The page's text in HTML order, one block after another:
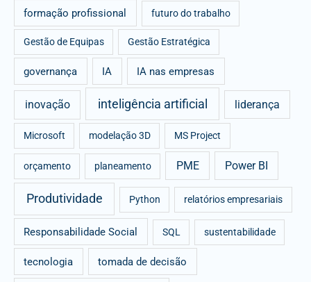
formação profissional futuro do trabalho
Gestão de Equipas Gestão Estratégica
governança IA IA nas empresas
inovação inteligência artificial liderança
Microsoft modelação 3D MS Project
orçamento planeamento PME Power BI
Produtividade Python relatórios empresariais
Responsabilidade Social SQL sustentabilidade
tecnologia tomada de decisão